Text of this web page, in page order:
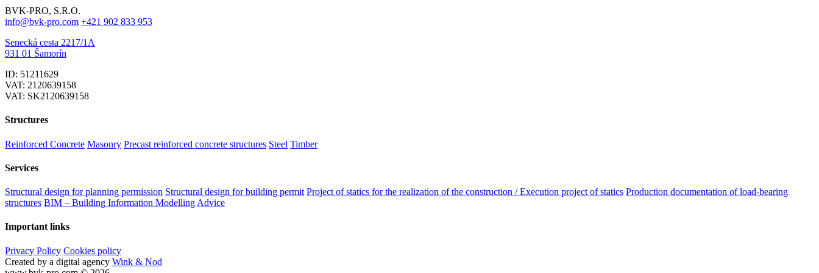
BVK-PRO, S.R.O.
info@bvk-pro.com +421 902 833 953
Senecká cesta 2217/1A
931 01 Šamorín
ID: 51211629
VAT: 2120639158
VAT: SK2120639158
Structures
Reinforced Concrete Masonry Precast reinforced concrete structures Steel Timber
Services
Structural design for planning permission Structural design for building permit Project of statics for the realization of the construction / Execution project of statics Production documentation of load-bearing
structures BIM – Building Information Modelling Advice
Important links
Privacy Policy Cookies policy
Created by a digital agency Wink & Nod